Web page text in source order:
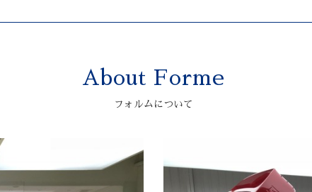
About Forme
フォルムについて